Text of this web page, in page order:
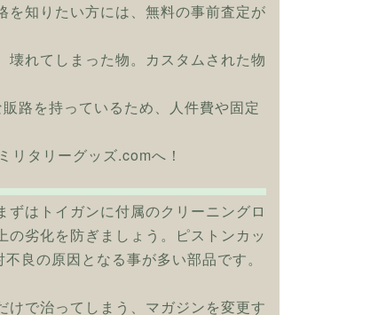
知りたい方には、無料の事前査定が
れてしまった物。カスタムされた物
路を持っているため、人件費や固定
リタリーグッズ.comへ！
はトイガンに付属のクリーニングロ
劣化を防ぎましょう。ピストンカッ
良の原因となる事が多い部品です。
で治ってしまう、マガジンを変更す